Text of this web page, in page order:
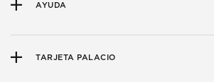
AYUDA
TARJETA PALACIO